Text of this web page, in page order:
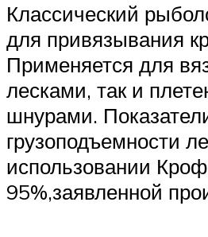
Классический
для привязывания
Применяется для
лесками, так и
шнурами.
грузоподъемности
использовании
95%,заявленной